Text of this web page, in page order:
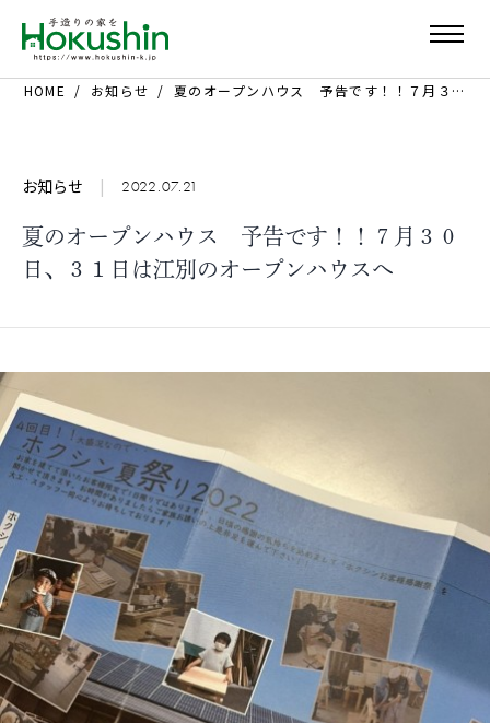
HOME お知らせ 夏のオープンハウス 予告です！！７月３０日、３１日は江別のオープンハウスへ
お知らせ | 2022.07.21
夏のオープンハウス 予告です！！７月３０
日、３１日は江別のオープンハウスへ